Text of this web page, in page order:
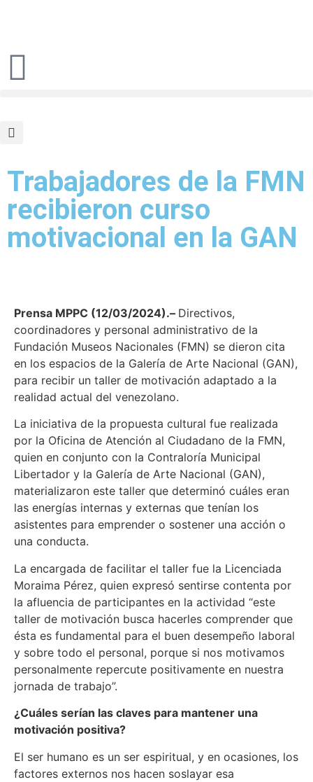
Trabajadores de la FMN
recibieron curso
motivacional en la GAN
Prensa MPPC (12/03/2024).– Directivos,
coordinadores y personal administrativo de la
Fundación Museos Nacionales (FMN) se dieron cita
en los espacios de la Galería de Arte Nacional (GAN),
para recibir un taller de motivación adaptado a la
realidad actual del venezolano.
La iniciativa de la propuesta cultural fue realizada
por la Oficina de Atención al Ciudadano de la FMN,
quien en conjunto con la Contraloría Municipal
Libertador y la Galería de Arte Nacional (GAN),
materializaron este taller que determinó cuáles eran
las energías internas y externas que tenían los
asistentes para emprender o sostener una acción o
una conducta.
La encargada de facilitar el taller fue la Licenciada
Moraima Pérez, quien expresó sentirse contenta por
la afluencia de participantes en la actividad “este
taller de motivación busca hacerles comprender que
ésta es fundamental para el buen desempeño laboral
y sobre todo el personal, porque si nos motivamos
personalmente repercute positivamente en nuestra
jornada de trabajo”.
¿Cuáles serían las claves para mantener una
motivación positiva?
El ser humano es un ser espiritual, y en ocasiones, los
factores externos nos hacen soslayar esa